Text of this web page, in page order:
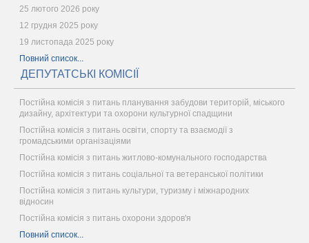
25 лютого 2026 року
12 грудня 2025 року
19 листопада 2025 року
Повний список...
ДЕПУТАТСЬКІ КОМІСІЇ
Постійна комісія з питань планування забудови територій, міського
дизайну, архітектури та охорони культурної спадщини
Постійна комісія з питань освіти, спорту та взаємодії з
громадськими організаціями
Постійна комісія з питань житлово-комунального господарства
Постійна комісія з питань соціальної та ветеранської політики
Постійна комісія з питань культури, туризму і міжнародних
відносин
Постійна комісія з питань охорони здоров'я
Повний список...